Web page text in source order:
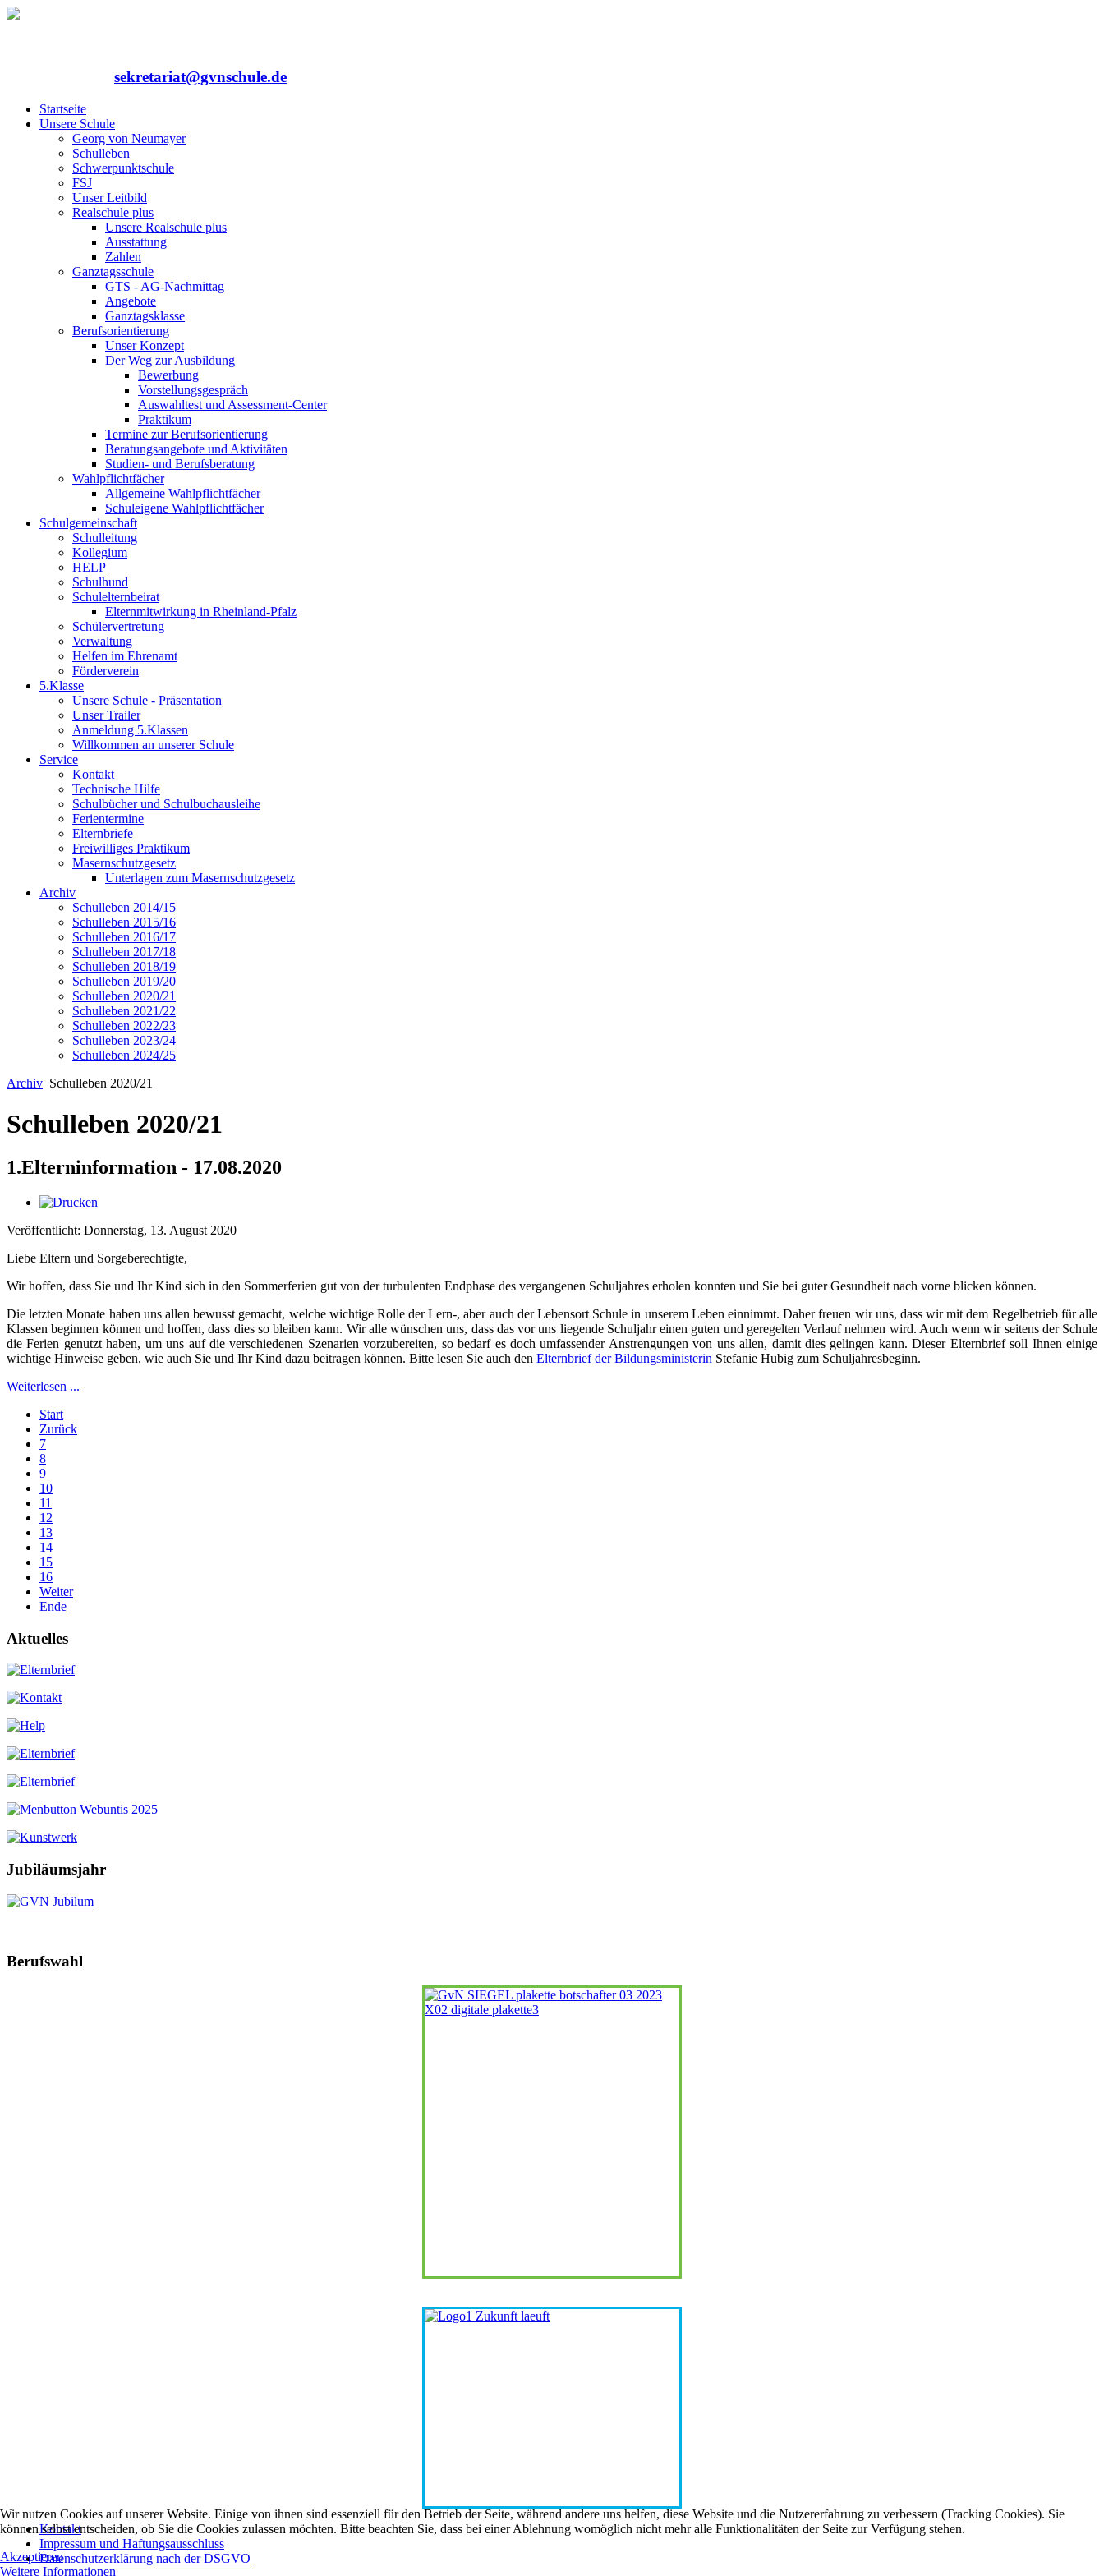
sekretariat@gvnschule.de
Startseite
Unsere Schule
Georg von Neumayer
Schulleben
Schwerpunktschule
FSJ
Unser Leitbild
Realschule plus
Unsere Realschule plus
Ausstattung
Zahlen
Ganztagsschule
GTS - AG-Nachmittag
Angebote
Ganztagsklasse
Berufsorientierung
Unser Konzept
Der Weg zur Ausbildung
Bewerbung
Vorstellungsgespräch
Auswahltest und Assessment-Center
Praktikum
Termine zur Berufsorientierung
Beratungsangebote und Aktivitäten
Studien- und Berufsberatung
Wahlpflichtfächer
Allgemeine Wahlpflichtfächer
Schuleigene Wahlpflichtfächer
Schulgemeinschaft
Schulleitung
Kollegium
HELP
Schulhund
Schulelternbeirat
Elternmitwirkung in Rheinland-Pfalz
Schülervertretung
Verwaltung
Helfen im Ehrenamt
Förderverein
5.Klasse
Unsere Schule - Präsentation
Unser Trailer
Anmeldung 5.Klassen
Willkommen an unserer Schule
Service
Kontakt
Technische Hilfe
Schulbücher und Schulbuchausleihe
Ferientermine
Elternbriefe
Freiwilliges Praktikum
Masernschutzgesetz
Unterlagen zum Masernschutzgesetz
Archiv
Schulleben 2014/15
Schulleben 2015/16
Schulleben 2016/17
Schulleben 2017/18
Schulleben 2018/19
Schulleben 2019/20
Schulleben 2020/21
Schulleben 2021/22
Schulleben 2022/23
Schulleben 2023/24
Schulleben 2024/25
Archiv Schulleben 2020/21
Schulleben 2020/21
1.Elterninformation - 17.08.2020
Veröffentlicht: Donnerstag, 13. August 2020
Liebe Eltern und Sorgeberechtigte,
Wir hoffen, dass Sie und Ihr Kind sich in den Sommerferien gut von der turbulenten Endphase des vergangenen Schuljahres erholen konnten und Sie bei guter Gesundheit nach vorne blicken können.
Die letzten Monate haben uns allen bewusst gemacht, welche wichtige Rolle der Lern-, aber auch der Lebensort Schule in unserem Leben einnimmt. Daher freuen wir uns, dass wir mit dem Regelbetrieb für alle
Klassen beginnen können und hoffen, dass dies so bleiben kann. Wir alle wünschen uns, dass das vor uns liegende Schuljahr einen guten und geregelten Verlauf nehmen wird. Auch wenn wir seitens der Schule
die Ferien genutzt haben, um uns auf die verschiedenen Szenarien vorzubereiten, so bedarf es doch umfassender Anstrengungen von uns allen, damit dies gelingen kann. Dieser Elternbrief soll Ihnen einige
wichtige Hinweise geben, wie auch Sie und Ihr Kind dazu beitragen können. Bitte lesen Sie auch den Elternbrief der Bildungsministerin Stefanie Hubig zum Schuljahresbeginn.
Weiterlesen ...
Start
Zurück
7
8
9
10
11
12
13
14
15
16
Weiter
Ende
Aktuelles
Jubiläumsjahr
Berufswahl
Kontakt
Impressum und Haftungsausschluss
Datenschutzerklärung nach der DSGVO
Wir nutzen Cookies auf unserer Website. Einige von ihnen sind essenziell für den Betrieb der Seite, während andere uns helfen, diese Website und die Nutzererfahrung zu verbessern (Tracking Cookies). Sie
können selbst entscheiden, ob Sie die Cookies zulassen möchten. Bitte beachten Sie, dass bei einer Ablehnung womöglich nicht mehr alle Funktionalitäten der Seite zur Verfügung stehen.
Akzeptieren
Weitere Informationen